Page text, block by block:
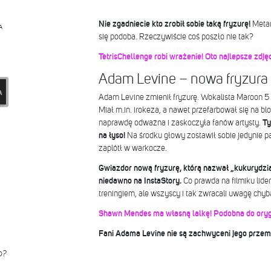
Nie zgadniecie kto zrobił sobie taką fryzurę!
się podoba. Rzeczywiście coś poszło nie tak?
TetrisChellenge robi wrażenie! Oto najlepsze
Adam Levine – nowa fryzura
Adam Levine zmienił fryzurę. Wokalista Maroon
Miał m.in. irokeza, a nawet przefarbował się na
naprawdę odważna i zaskoczyła fanów artysty.
na łyso! Na środku głowy zostawił sobie jedynie
zaplótł w warkocze.
Gwiazdor nową fryzurę, którą nazwał
niedawno na InstaStory.Co prawda na filmiku
treningiem, ale wszyscy i tak zwracali uwagę
Shawn Mendes ma własną lalkę! Podobna do
Fani Adama Levine nie są zachwyceni jego